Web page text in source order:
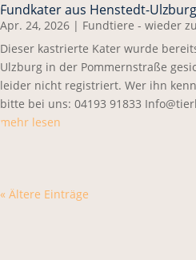
Fundkater aus Henstedt-Ulzburg
Apr. 24, 2026 | Fundtiere - wieder
Dieser kastrierte Kater wurde
Ulzburg in der Pommernstraße
leider nicht registriert. Wer ihn
bitte bei uns: 04193 91833
mehr lesen
« Ältere Einträge